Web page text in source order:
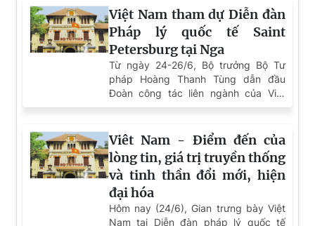
Mở ra những cơ hội hợp tác tư pháp mới từ hội
nghị tư pháp đường biên Việt- Trung lần thứ nhất